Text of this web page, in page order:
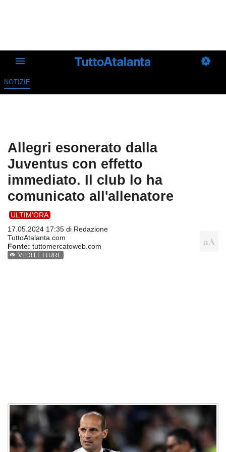
NOTIZIE
Allegri esonerato dalla
Juventus con effetto
immediato. Il club lo ha
comunicato all'allenatore
ULTIM'ORA
17.05.2024 17:35 di Redazione
TuttoAtalanta.com
Fonte: tuttomercatoweb.com
VEDI LETTURE